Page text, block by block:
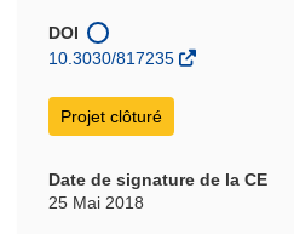
nouvelle
fenêtre)
DOI
10.3030/817235
Projet clôturé
Date de signature de la CE
25 Mai 2018